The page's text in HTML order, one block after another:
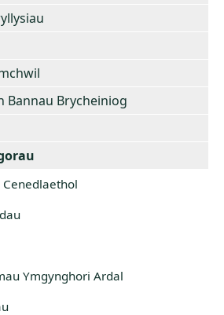
Bannau Brycheiniog
Ymgynghori Ardal